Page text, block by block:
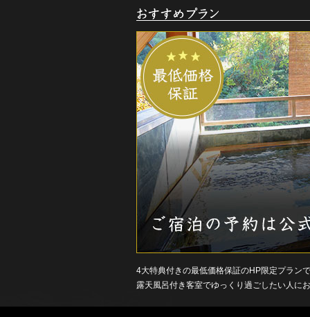
お
す
め
ご
宿
泊
プ
ラ
ン
4大特典付きの最低価格保証のHP限定プラン
露天風呂付き客室でゆっくり過ごしたい人に